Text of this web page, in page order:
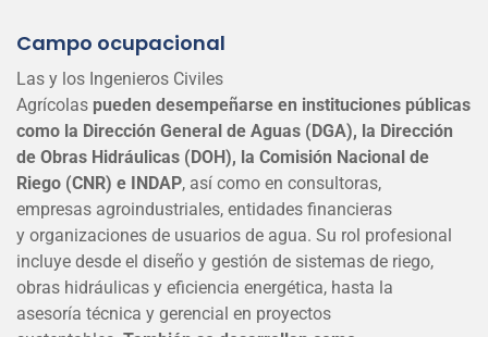
Campo ocupacional
Las y los Ingenieros Civiles
Agrícolas pueden desempeñarse en instituciones públicas
como la Dirección General de Aguas (DGA), la Dirección
de Obras Hidráulicas (DOH), la Comisión Nacional de
Riego (CNR) e INDAP, así como en consultoras,
empresas agroindustriales, entidades financieras
y organizaciones de usuarios de agua. Su rol profesional
incluye desde el diseño y gestión de sistemas de riego,
obras hidráulicas y eficiencia energética, hasta la
asesoría técnica y gerencial en proyectos